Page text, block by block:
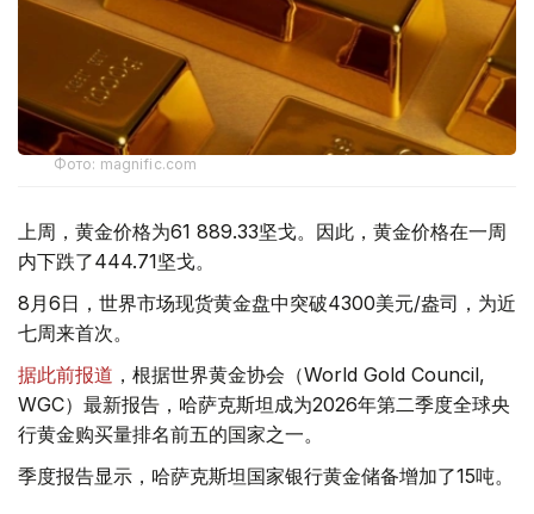
Фото: magnific.com
上周，黄金价格为61 889.33坚戈。因此，黄金价格在一周
内下跌了444.71坚戈。
8月6日，世界市场现货黄金盘中突破4300美元/盎司，为近
七周来首次。
据此前报道 ，根据世界黄金协会（World Gold Council,
WGC）最新报告，哈萨克斯坦成为2026年第二季度全球央
行黄金购买量排名前五的国家之一。
季度报告显示，哈萨克斯坦国家银行黄金储备增加了15吨。